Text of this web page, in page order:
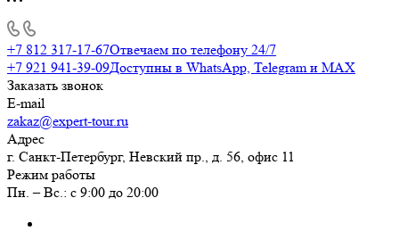
+7 812 317-17-67Отвечаем по телефону 24/7
+7 921 941-39-09Доступны в WhatsApp, Telegram и MAX
Заказать звонок
E-mail
zakaz@expert-tour.ru
Адрес
г. Санкт-Петербург, Невский пр., д. 56, офис 11
Режим работы
Пн. – Вс.: с 9:00 до 20:00